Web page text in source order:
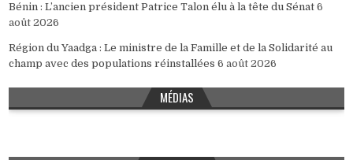
Bénin : L’ancien président Patrice Talon élu à la tête du Sénat 6
août 2026
Région du Yaadga : Le ministre de la Famille et de la Solidarité au
champ avec des populations réinstallées 6 août 2026
MÉDIAS